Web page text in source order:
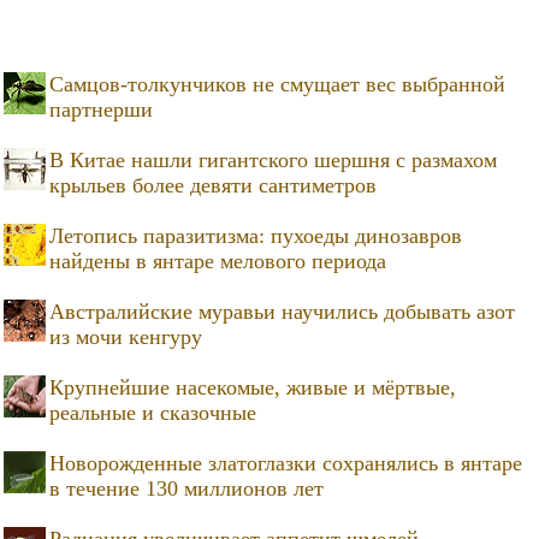
Самцов-толкунчиков не смущает вес выбранной
партнерши
В Китае нашли гигантского шершня с размахом
крыльев более девяти сантиметров
Летопись паразитизма: пухоеды динозавров
найдены в янтаре мелового периода
Австралийские муравьи научились добывать азот
из мочи кенгуру
Крупнейшие насекомые, живые и мёртвые,
реальные и сказочные
Новорожденные златоглазки сохранялись в янтаре
в течение 130 миллионов лет